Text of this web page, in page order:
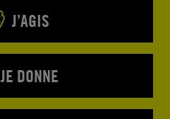
J’AGIS
JE DONNE